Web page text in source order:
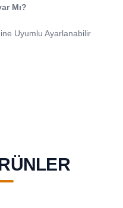
Mı?
Uyumlu Ayarlanabilir